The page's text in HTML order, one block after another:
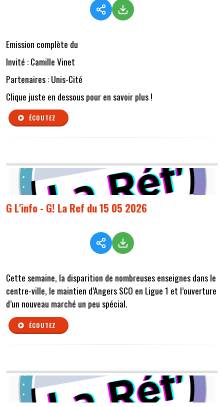
Emission complète du
Invité : Camille Vinet
Partenaires : Unis-Cité
Clique juste en dessous pour en savoir plus !
ÉCOUTEZ
G L'info - G! La Ref du 15 05 2026
Cette semaine, la disparition de nombreuses enseignes dans le
centre-ville, le maintien d’Angers SCO en Ligue 1 et l’ouverture
d’un nouveau marché un peu spécial.
ÉCOUTEZ